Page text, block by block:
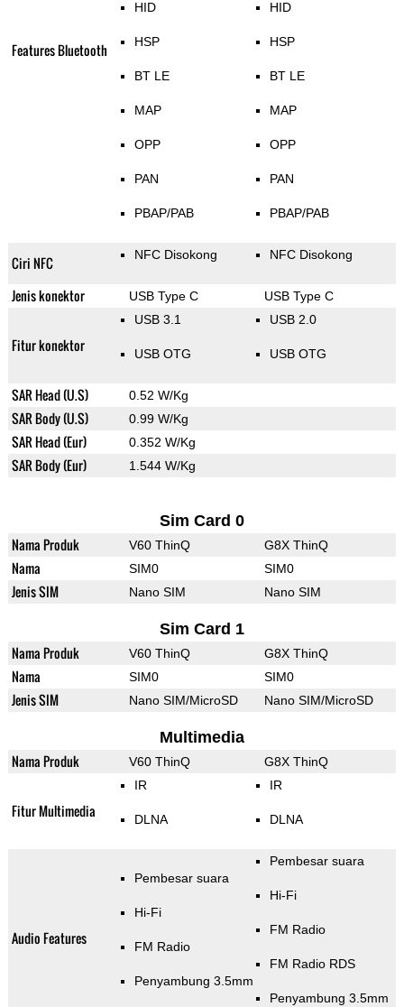
Features Bluetooth
HID
HSP
BT LE
MAP
OPP
PAN
PBAP/PAB
HID
HSP
BT LE
MAP
OPP
PAN
PBAP/PAB
Ciri NFC NFC Disokong NFC Disokong
Jenis konektor USB Type C USB Type C
Fitur konektor
USB 3.1
USB OTG
USB 2.0
USB OTG
SAR Head (U.S) 0.52 W/Kg
SAR Body (U.S) 0.99 W/Kg
SAR Head (Eur) 0.352 W/Kg
SAR Body (Eur) 1.544 W/Kg
Sim Card 0
Nama Produk V60 ThinQ G8X ThinQ
Nama SIM0 SIM0
Jenis SIM Nano SIM Nano SIM
Sim Card 1
Nama Produk V60 ThinQ G8X ThinQ
Nama SIM0 SIM0
Jenis SIM Nano SIM/MicroSD Nano SIM/MicroSD
Multimedia
Nama Produk V60 ThinQ G8X ThinQ
Fitur Multimedia
IR
DLNA
IR
DLNA
Audio Features
Pembesar suara
Hi-Fi
FM Radio
Penyambung 3.5mm
Pembesar suara
Hi-Fi
FM Radio
FM Radio RDS
Penyambung 3.5mm